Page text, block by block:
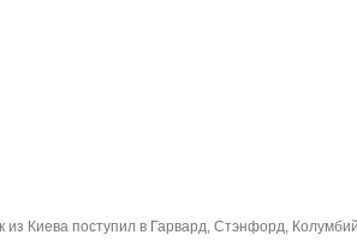
из Киева поступил в Гарвард, Стэнфорд,